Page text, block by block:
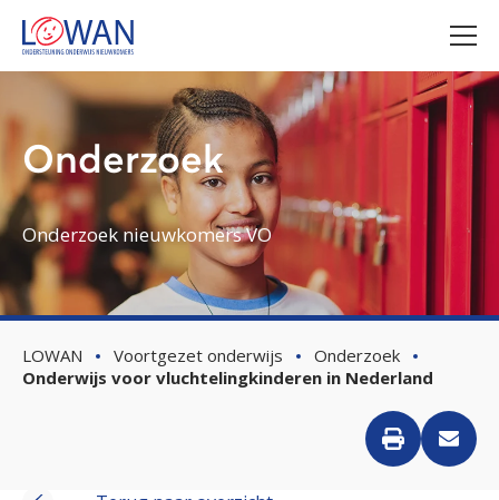
Onderzoek
Onderzoek nieuwkomers VO
LOWAN Voortgezet onderwijs
Onderzoek
Onderwijs voor vluchtelingkinderen in Nederland